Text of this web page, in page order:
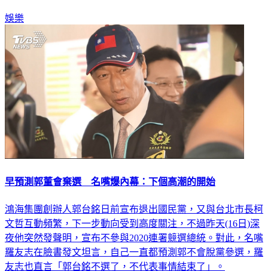
娛樂
早預測郭董會棄選 名嘴爆內幕：下個高潮的開始
鴻海集團創辦人郭台銘日前宣布退出國民黨，又與台北市長柯
文哲互動頻繁，下一步動向受到高度關注，不過昨天(16日)深
夜他突然發聲明，宣布不參與2020連署競選總統。對此，名嘴
羅友志在臉書發文坦言，自己一直都預測郭不會脫黨參選，羅
友志也直言「郭台銘不選了，不代表事情結束了」。